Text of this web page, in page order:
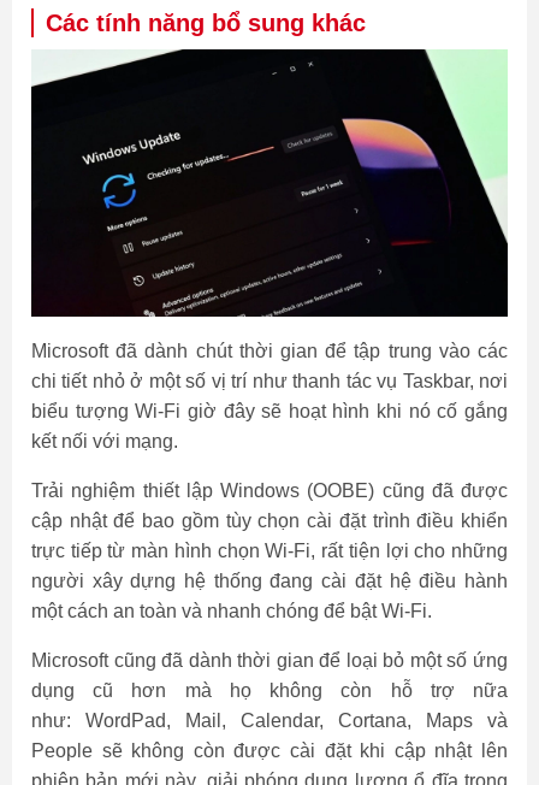
Các tính năng bổ sung khác
Microsoft đã dành chút thời gian để tập trung vào các
chi tiết nhỏ ở một số vị trí như thanh tác vụ Taskbar, nơi
biểu tượng Wi-Fi giờ đây sẽ hoạt hình khi nó cố gắng
kết nối với mạng.
Trải nghiệm thiết lập Windows (OOBE) cũng đã được
cập nhật để bao gồm tùy chọn cài đặt trình điều khiển
trực tiếp từ màn hình chọn Wi-Fi, rất tiện lợi cho những
người xây dựng hệ thống đang cài đặt hệ điều hành
một cách an toàn và nhanh chóng để bật Wi-Fi.
Microsoft cũng đã dành thời gian để loại bỏ một số ứng
dụng cũ hơn mà họ không còn hỗ trợ nữa
như: WordPad, Mail, Calendar, Cortana, Maps và
People sẽ không còn được cài đặt khi cập nhật lên